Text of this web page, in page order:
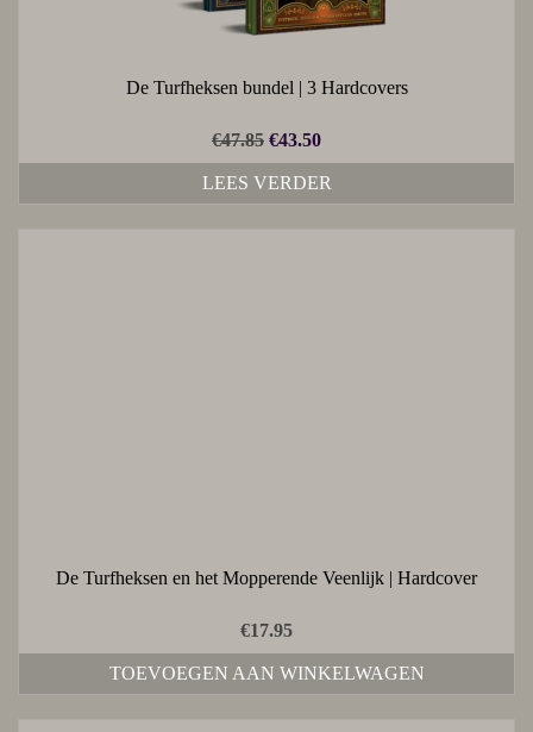
De Turfheksen bundel | 3 Hardcovers
€47.85 €43.50
LEES VERDER
De Turfheksen en het Mopperende Veenlijk | Hardcover
€17.95
TOEVOEGEN AAN WINKELWAGEN